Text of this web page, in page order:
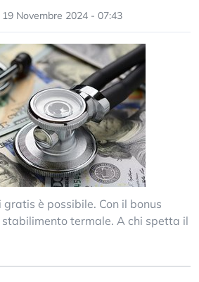
19 Novembre 2024 - 07:43
è possibile. Con il bonus
termale. A chi spetta il